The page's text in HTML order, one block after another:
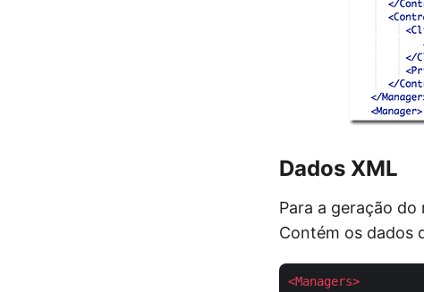
Dados XML
Para a geração do
Contém os dados
<Managers>